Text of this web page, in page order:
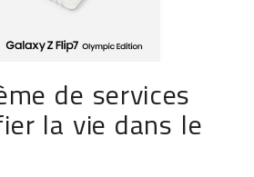
de services
la vie dans le